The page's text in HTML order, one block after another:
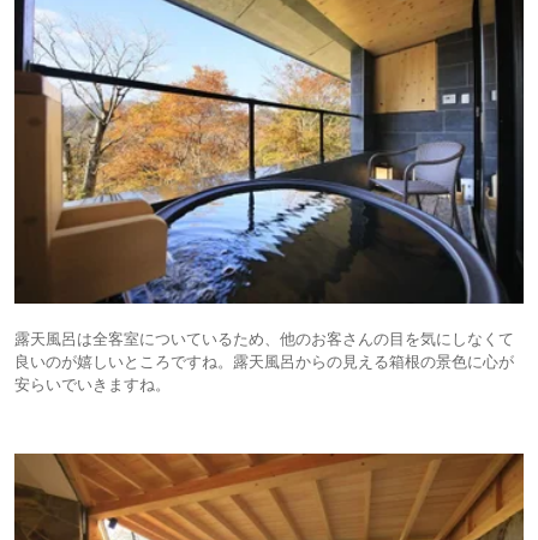
露天風呂は全客室についているため、他のお客さんの目を気にしなくて
良いのが嬉しいところですね。露天風呂からの見える箱根の景色に心が
安らいでいきますね。